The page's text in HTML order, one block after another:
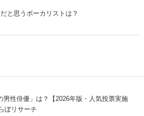
と思うボーカリストは？
男性俳優」は？【2026年版・人気投票実施
ぼリサーチ